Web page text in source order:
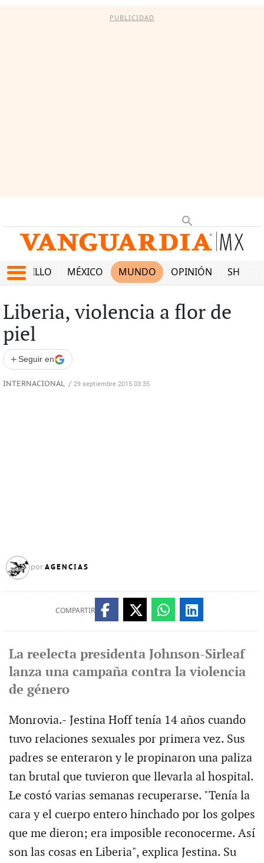
PUBLICIDAD
SALTILLO MÉXICO MUNDO OPINIÓN SHOW
Liberia, violencia a flor de
piel
+ Seguir en
INTERNACIONAL / 29 septiembre 2015 03:35
por AGENCIAS
COMPARTIR
La reelecta presidenta Johnson-Sirleaf
lanza una campaña contra la violencia
de género
Monrovia.- Jestina Hoff tenía 14 años cuando
tuvo relaciones sexuales por primera vez. Sus
padres se enteraron y le propinaron una paliza
tan brutal que tuvieron que llevarla al hospital.
Le costó varias semanas recuperarse. "Tenía la
cara y el cuerpo entero hinchado por los golpes
que me dieron; era imposible reconocerme. Así
son las cosas en Liberia", explica Jestina. Su